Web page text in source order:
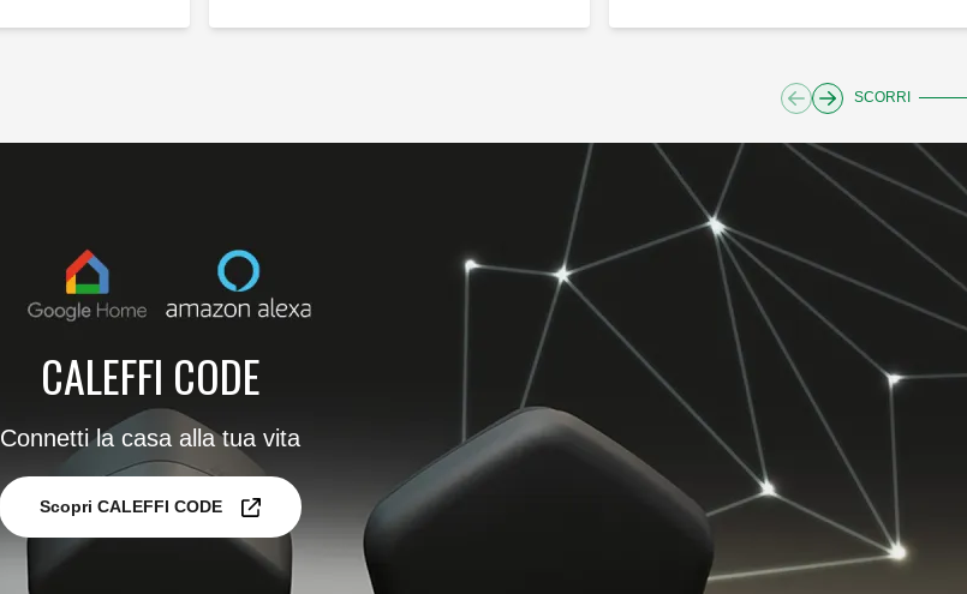
SCORRI
CALEFFI CODE
Connetti la casa alla tua vita
Scopri CALEFFI CODE